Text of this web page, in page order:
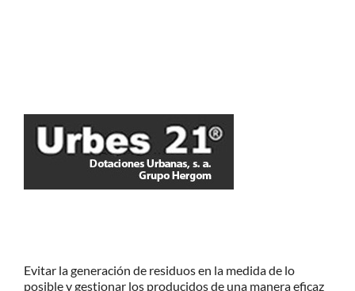
Evitar la generación de residuos en la medida de lo
posible y gestionar los producidos de una manera eficaz